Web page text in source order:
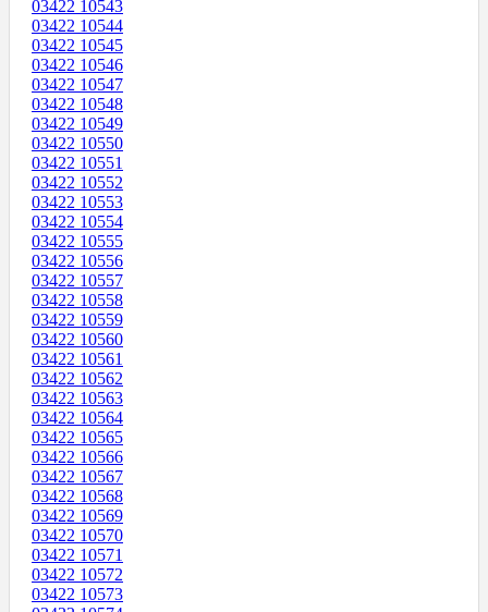
03422 10543
03422 10544
03422 10545
03422 10546
03422 10547
03422 10548
03422 10549
03422 10550
03422 10551
03422 10552
03422 10553
03422 10554
03422 10555
03422 10556
03422 10557
03422 10558
03422 10559
03422 10560
03422 10561
03422 10562
03422 10563
03422 10564
03422 10565
03422 10566
03422 10567
03422 10568
03422 10569
03422 10570
03422 10571
03422 10572
03422 10573